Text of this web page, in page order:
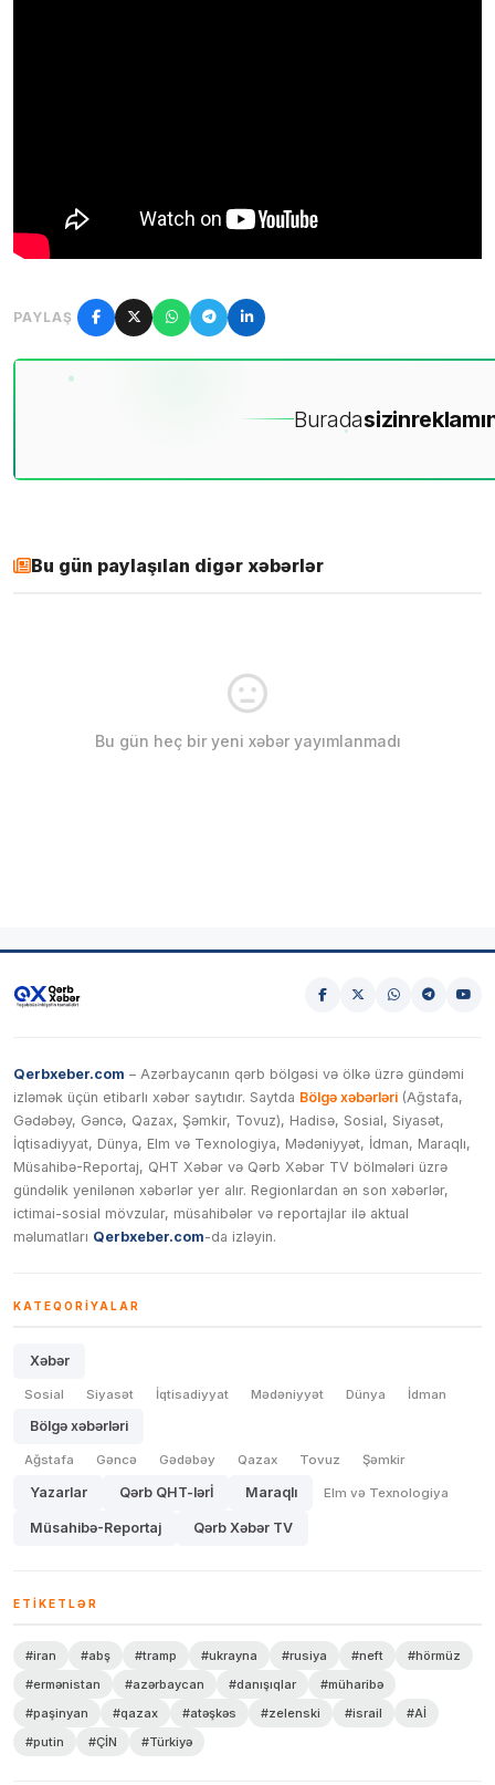
PAYLAŞ
Buradasizin
Bu gün paylaşılan digər xəbərlər
Bu gün heç bir yeni xəbər yayımlanmadı
Qerbxeber.com – Azərbaycanın qərb bölgəsi və ölkə üzrə gündəmi
izləmək üçün etibarlı xəbər saytıdır. Saytda Bölgə xəbərləri (Ağstafa,
Gədəbəy, Gəncə, Qazax, Şəmkir, Tovuz), Hadisə, Sosial, Siyasət,
İqtisadiyyat, Dünya, Elm və Texnologiya, Mədəniyyət, İdman, Maraqlı,
Müsahibə-Reportaj, QHT Xəbər və Qərb Xəbər TV bölmələri üzrə
gündəlik yenilənən xəbərlər yer alır. Regionlardan ən son xəbərlər,
ictimai-sosial mövzular, müsahibələr və reportajlar ilə aktual
məlumatları Qerbxeber.com-da izləyin.
KATEQORIYALAR
Xəbər
Sosial Siyasət İqtisadiyyat Mədəniyyət Dünya İdman
Bölgə xəbərləri
Ağstafa Gəncə Gədəbəy Qazax Tovuz Şəmkir
Yazarlar Qərb QHT-lərİ Maraqlı Elm və Texnologiya
Müsahibə-Reportaj Qərb Xəbər TV
ETIKETLƏR
#iran #abş #tramp #ukrayna #rusiya #neft
#hörmüz
#ermənistan
#azərbaycan #danışıqlar
#müharibə
#paşinyan
#qazax #atəşkəs #zelenski #israil
#Aİ
#putin
#ÇİN #Türkiyə